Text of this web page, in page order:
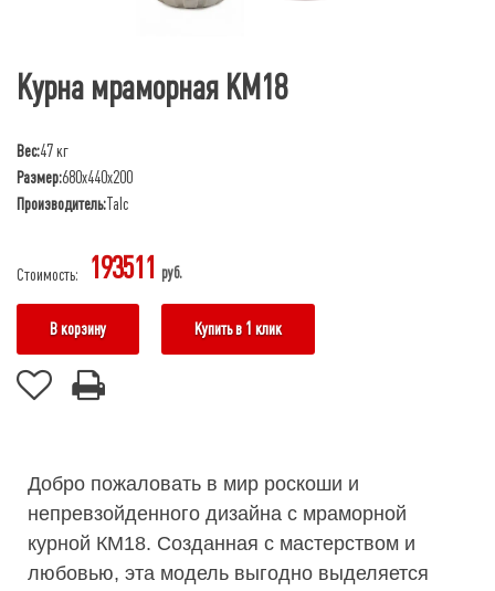
Курна мраморная КМ18
Вес:47 кг
Размер:680х440х200
Производитель: Talc
Стоимость: 193511 руб.
В корзину Купить в 1 клик
Добро пожаловать в мир роскоши и
непревзойденного дизайна с мраморной
курной КМ18. Созданная с мастерством и
любовью, эта модель выгодно выделяется